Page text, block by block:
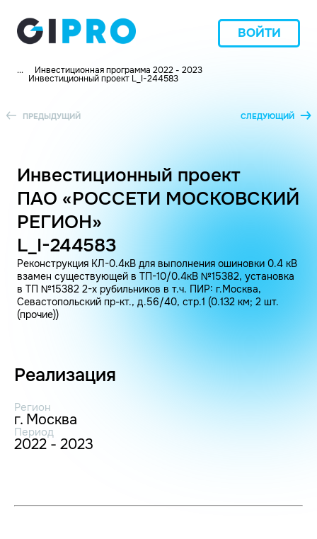
ВОЙТИ
... Инвестиционная программа 2022 - 2023
Инвестиционный проект L_I-244583
ПРЕДЫДУЩИЙ СЛЕДУЮЩИЙ
Инвестиционный проект
ПАО «РОССЕТИ МОСКОВСКИЙ
РЕГИОН»
L_I-244583
Реконструкция КЛ-0.4кВ для выполнения ошиновки 0.4 кВ
взамен существующей в ТП-10/0.4кВ №15382, установка
в ТП №15382 2-х рубильников в т.ч. ПИР: г.Москва,
Севастопольский пр-кт., д.56/40, стр.1 (0.132 км; 2 шт.
(прочие))
Реализация
Регион
г. Москва
Период
2022 - 2023